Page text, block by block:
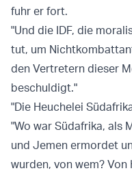
fuhr er fort.
"Und die IDF, die
tut, um
den Vertretern dieser
beschuldigt."
"Die Heuchelei
"Wo war Südafrika, als
und Jemen ermordet
wurden, von wem?